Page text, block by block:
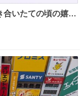
いたての頃の嬉し
1日で各50通くらい